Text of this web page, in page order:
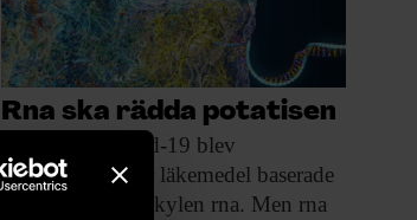
Rna ska rädda potatisen
Vaccin mot covid-19 blev
genombrottet för läke­medel baserade
på budbärar­molekylen rna. Men rna